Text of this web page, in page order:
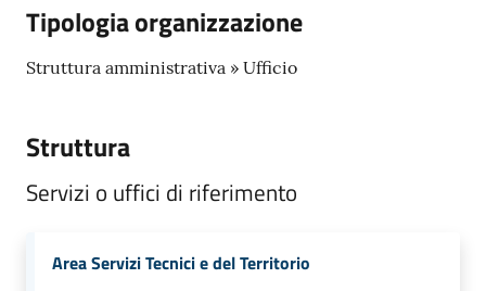
Tipologia organizzazione
Struttura amministrativa » Ufficio
Struttura
Servizi o uffici di riferimento
Area Servizi Tecnici e del Territorio